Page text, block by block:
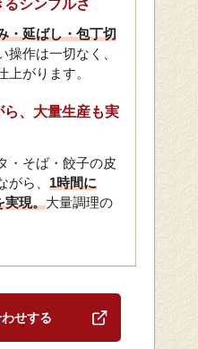
シンプルさ
・延ばし・包丁切
操作は一切なく、
上がります。
、大量生産も実
・そば・餃子の皮
がら、 1時間に
実現。大量調理の
せする